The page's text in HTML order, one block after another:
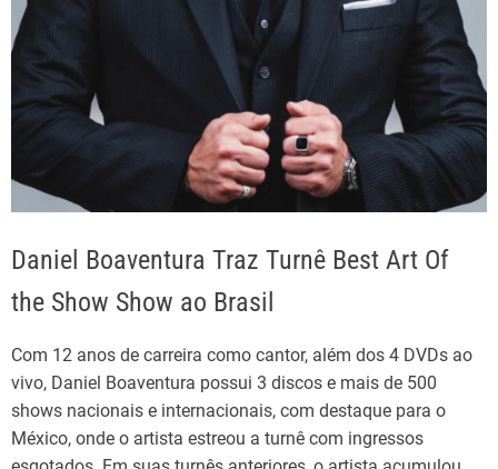
Daniel Boaventura Traz Turnê Best Art Of
the Show Show ao Brasil
Com 12 anos de carreira como cantor, além dos 4 DVDs ao
vivo, Daniel Boaventura possui 3 discos e mais de 500
shows nacionais e internacionais, com destaque para o
México, onde o artista estreou a turnê com ingressos